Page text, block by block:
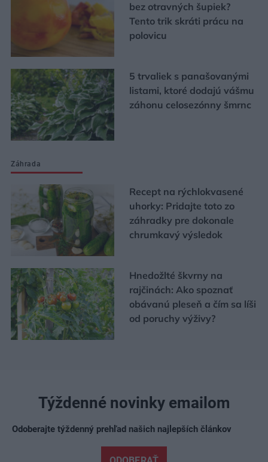
bez otravných šupiek?
Tento trik skráti prácu na
polovicu
5 trvaliek s panašovanými
listami, ktoré dodajú vášmu
záhonu celosezónny šmrnc
Záhrada
Recept na rýchlokvasené
uhorky: Pridajte toto zo
záhradky pre dokonale
chrumkavý výsledok
Hnedožlté škvrny na
rajčinách: Ako spoznať
obávanú pleseň a čím sa líši
od poruchy výživy?
Týždenné novinky emailom
Odoberajte týždenný prehľad našich najlepších článkov